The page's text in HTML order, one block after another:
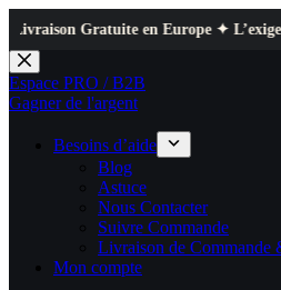
en Europe ✦ L’exigence
Passer
au
contenu
Espace PRO / B2B
Gagner de l'argent
Besoins d’aide
Blog
Astuce
Nous Contacter
Suivre Commande
Livraison de Commande
Mon compte